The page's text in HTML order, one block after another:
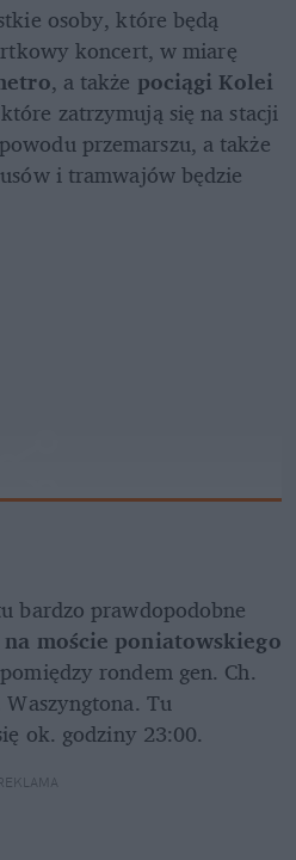
osoby, które będą
koncert, w miarę
, a także pociągi Kolei
przemarszu, a także
i tramwajów będzie
bardzo prawdopodobne
moście poniatowskiego
pomiędzy rondem gen. Ch.
Waszyngtona. Tu
ok. godziny 23:00.
REKLAMA